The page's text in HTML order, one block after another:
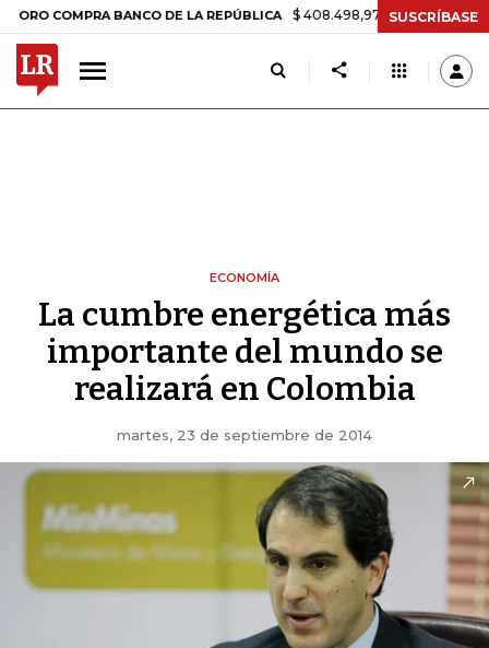
COMPRA BANCO DE LA REPÚBLICA $ 408.498,97 +$ 8.753,81 +2,19%
SUSCRÍBASE
ECONOMÍA
La cumbre energética más
importante del mundo se
realizará en Colombia
martes, 23 de septiembre de 2014